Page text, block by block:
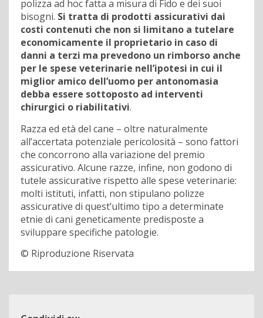
polizza ad hoc fatta a misura di Fido e dei suoi
bisogni. Si tratta di prodotti assicurativi dai
costi contenuti che non si limitano a tutelare
economicamente il proprietario in caso di
danni a terzi ma prevedono un rimborso anche
per le spese veterinarie nell’ipotesi in cui il
miglior amico dell’uomo per antonomasia
debba essere sottoposto ad interventi
chirurgici o riabilitativi.
Razza ed età del cane – oltre naturalmente
all’accertata potenziale pericolosità – sono fattori
che concorrono alla variazione del premio
assicurativo. Alcune razze, infine, non godono di
tutele assicurative rispetto alle spese veterinarie:
molti istituti, infatti, non stipulano polizze
assicurative di quest’ultimo tipo a determinate
etnie di cani geneticamente predisposte a
sviluppare specifiche patologie.
© Riproduzione Riservata